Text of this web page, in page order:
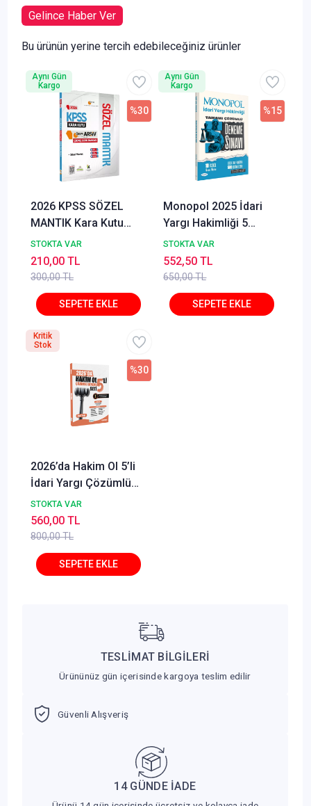
Gelince Haber Ver
Bu ürünün yerine tercih edebileceğiniz ürünler
2026 KPSS SÖZEL
MANTIK Kara Kutu
ÖSYM Çıkmış Soru
Havuzu Bankası Konu
Özetli Dijital Çözümlü
STOKTA VAR
300,00 TL
%30
210,00 TL
Aynı Gün
Kargo
Monopol 2025 İdari
Yargı Hakimliği 5
Deneme Çözümlü
Monopol Yayınları
STOKTA VAR
650,00 TL
%15
552,50 TL
Aynı Gün
Kargo
2026’da Hakim Ol 5’li
İdari Yargı Çözümlü
Deneme Seti
STOKTA VAR
800,00 TL
%30
560,00 TL
Kritik
Stok
TESLİMAT BİLGİLERİ
Ürününüz gün içerisinde kargoya teslim edilir
Güvenli Alışveriş
14 GÜNDE İADE